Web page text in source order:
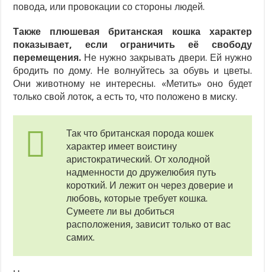
повода, или провокации со стороны людей.
Также плюшевая британская кошка характер
показывает, если ограничить её свободу
перемещения. Не нужно закрывать двери. Ей нужно
бродить по дому. Не волнуйтесь за обувь и цветы.
Они животному не интересны. «Метить» оно будет
только свой лоток, а есть то, что положено в миску.
Так что британская порода кошек
характер имеет воистину
аристократический. От холодной
надменности до дружелюбия путь
короткий. И лежит он через доверие и
любовь, которые требует кошка.
Сумеете ли вы добиться
расположения, зависит только от вас
самих.